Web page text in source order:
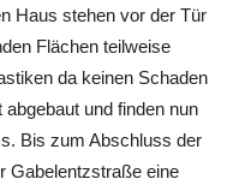
Haus stehen vor der Tür
Flächen teilweise
da keinen Schaden
und finden nun
Bis zum Abschluss der
Gabelentzstraße eine